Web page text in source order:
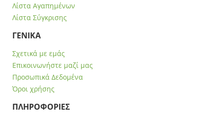
Λίστα Αγαπημένων
Λίστα Σύγκρισης
ΓΕΝΙΚΑ
Σχετικά με εμάς
Επικοινωνήστε μαζί μας
Προσωπικά Δεδομένα
Όροι χρήσης
ΠΛΗΡΟΦΟΡΙΕΣ